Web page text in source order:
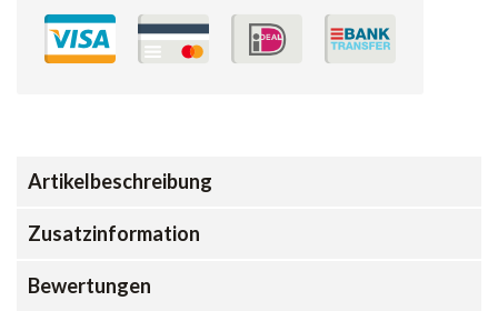
Artikelbeschreibung
Zusatzinformation
Bewertungen